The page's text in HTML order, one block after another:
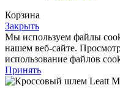
Корзина
Закрыть
Мы используем файлы
нашем веб-сайте.
использование файлов
Принять